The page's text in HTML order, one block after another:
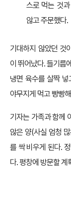
스로 먹는 것
않고 주문했다.
기대하지 않았던 것
이 뛰어났다. 들기름
냉면 육수를 살짝
야무지게 먹고 빵빵
기자는 가족과 함께
않은 양(사실 엄청
를 싹 비우게 된다.
다. 평창에 방문할 계